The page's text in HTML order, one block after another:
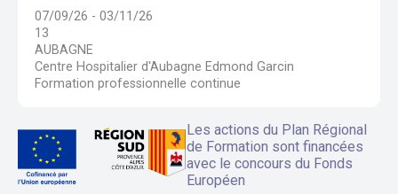
07/09/26 - 03/11/26
13
AUBAGNE
Centre Hospitalier d'Aubagne Edmond Garcin
Formation professionnelle continue
Les actions du Plan Régional
de Formation sont financées
avec le concours du Fonds
Européen